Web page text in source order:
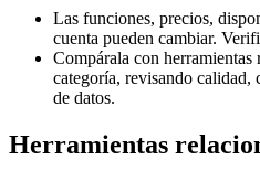
Las funciones, precios,
cuenta pueden cambiar.
Compárala con herramientas
categoría, revisando calidad,
de datos.
Herramientas